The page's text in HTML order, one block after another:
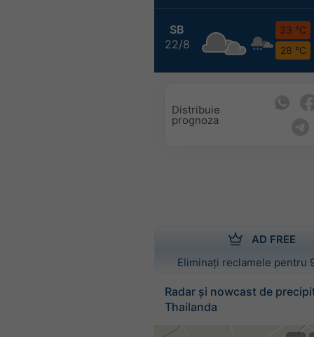
SB
22/8
33 °C
28 °C
Distribuie
prognoza
AD FREE
Eliminați reclamele pentru
Radar și nowcast de
Thailanda